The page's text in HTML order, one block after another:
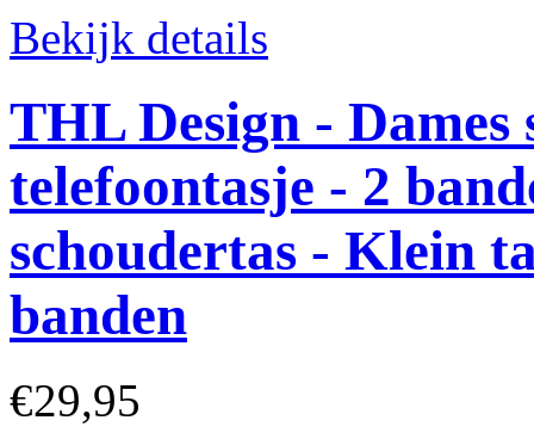
Bekijk details
THL Design -
telefoontasje - 2
schoudertas - Klein
banden
€29,95